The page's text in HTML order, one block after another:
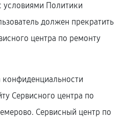
условиями Политики
должен прекратить
центра по ремонту
Сервисного центра по
Сервисный центр по